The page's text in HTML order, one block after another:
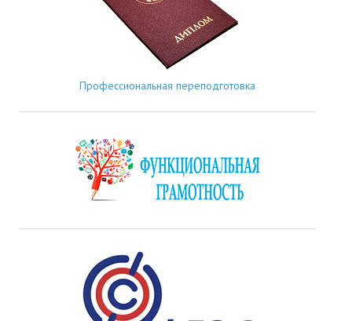
Профессиональная переподготовка